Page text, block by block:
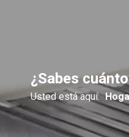
¿Sabes
Usted está aquí: